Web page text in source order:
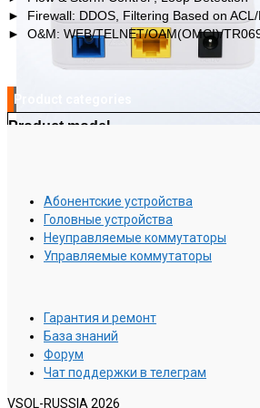
► Firewall: DDOS, Filtering Based on ACL/
► O&M: WEB/TELNET/OAM(OMCI)/
Product categories
Product model
Абонентские устройства
Головные устройства
Неуправляемые коммутаторы
Управляемые коммутаторы
Гарантия и ремонт
База знаний
Форум
Чат поддержки в телеграм
VSOL-RUSSIA 2026